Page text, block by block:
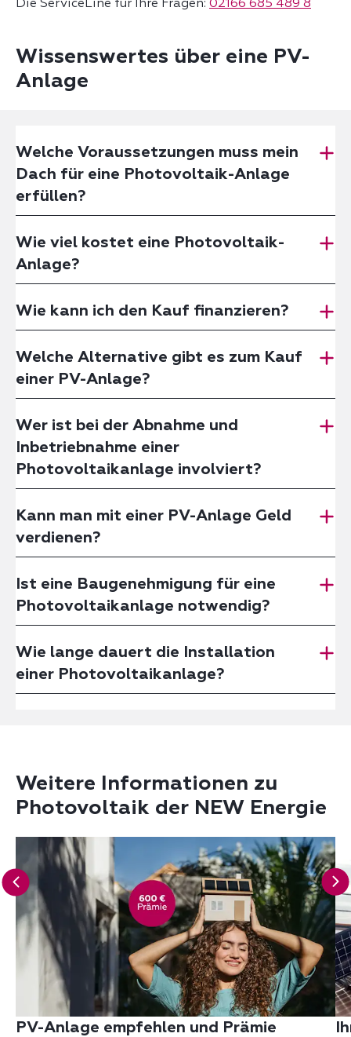
Die ServiceLine für Ihre Fragen: 02166 685 489 8
Wissenswertes über eine PV-
Anlage
Welche Voraussetzungen muss mein
Dach für eine Photovoltaik-Anlage
erfüllen?
Wie viel kostet eine Photovoltaik-
Anlage?
Wie kann ich den Kauf finanzieren?
Welche Alternative gibt es zum Kauf
einer PV-Anlage?
Wer ist bei der Abnahme und
Inbetriebnahme einer
Photovoltaikanlage involviert?
Kann man mit einer PV-Anlage Geld
verdienen?
Ist eine Baugenehmigung für eine
Photovoltaikanlage notwendig?
Wie lange dauert die Installation
einer Photovoltaikanlage?
Weitere Informationen zu
Photovoltaik der NEW Energie
PV-Anlage empfehlen und Prämie